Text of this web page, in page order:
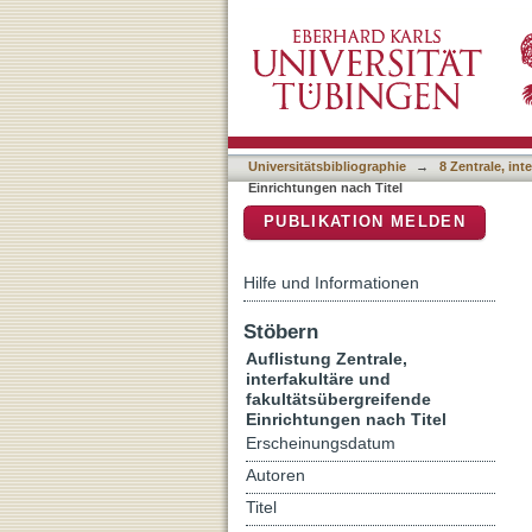
Universitätsbibliographie → 8 Zentrale,
Einrichtungen nach Titel
PUBLIKATION MELDEN
Hilfe und Informationen
Stöbern
Auflistung Zentrale,
interfakultäre und
fakultätsübergreifende
Einrichtungen nach Titel
Erscheinungsdatum
Autoren
Titel